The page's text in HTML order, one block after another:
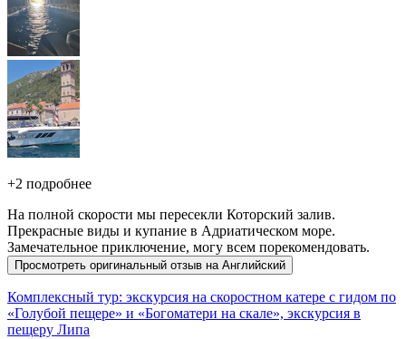
+2 подробнее
На полной скорости мы пересекли Которский залив.
Прекрасные виды и купание в Адриатическом море.
Замечательное приключение, могу всем порекомендовать.
Просмотреть оригинальный отзыв на Английский
Комплексный тур: экскурсия на скоростном катере с гидом по
«Голубой пещере» и «Богоматери на скале», экскурсия в
пещеру Липа